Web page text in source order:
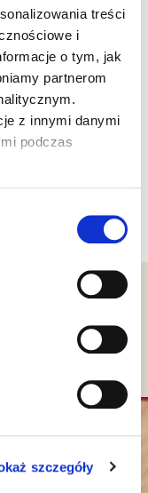
treści
i
o tym, jak
partnerom
z innymi danymi
podczas
szczegóły
książki
przepisy
gotowe
na Twoje własne
naszą stronę